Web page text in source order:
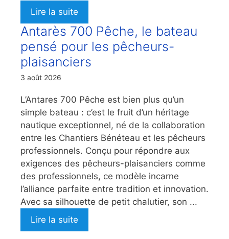
Lire la suite
Antarès 700 Pêche, le bateau
pensé pour les pêcheurs-
plaisanciers
3 août 2026
L’Antares 700 Pêche est bien plus qu’un
simple bateau : c’est le fruit d’un héritage
nautique exceptionnel, né de la collaboration
entre les Chantiers Bénéteau et les pêcheurs
professionnels. Conçu pour répondre aux
exigences des pêcheurs-plaisanciers comme
des professionnels, ce modèle incarne
l’alliance parfaite entre tradition et innovation.
Avec sa silhouette de petit chalutier, son ...
Lire la suite